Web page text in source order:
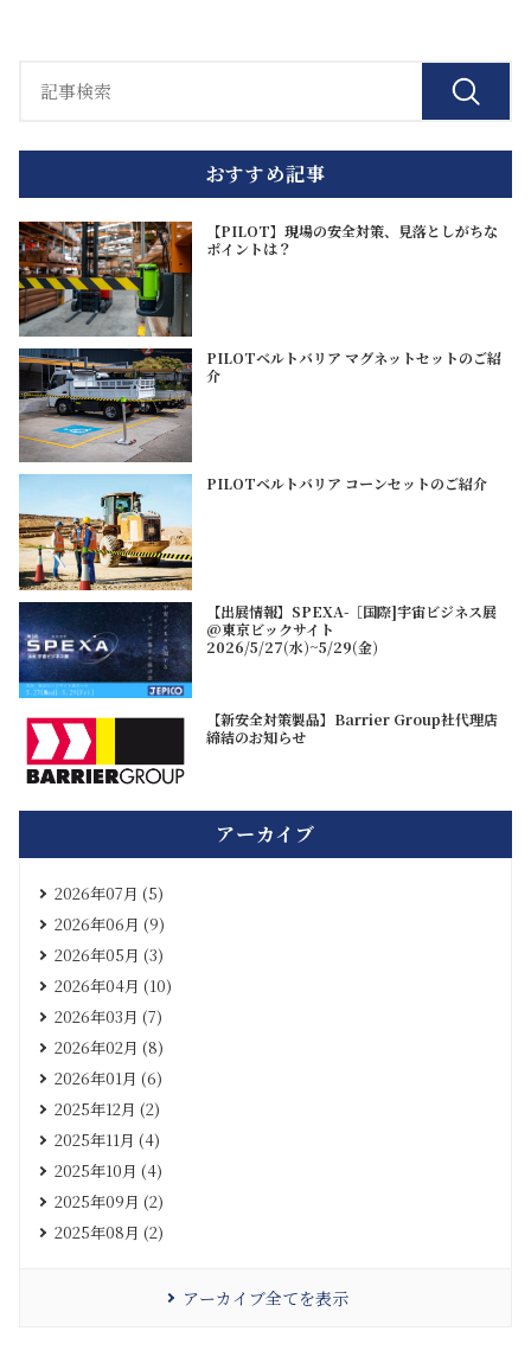
おすすめ記事
【PILOT】現場の安全対策、見落としがちな
ポイントは？
PILOTベルトバリア マグネットセットのご紹
介
PILOTベルトバリア コーンセットのご紹介
【出展情報】SPEXA-［国際]宇宙ビジネス展
@東京ビックサイト
2026/5/27(水)~5/29(金)
【新安全対策製品】Barrier Group社代理店
締結のお知らせ
アーカイブ
2026年07月 (5)
2026年06月 (9)
2026年05月 (3)
2026年04月 (10)
2026年03月 (7)
2026年02月 (8)
2026年01月 (6)
2025年12月 (2)
2025年11月 (4)
2025年10月 (4)
2025年09月 (2)
2025年08月 (2)
アーカイブ全てを表示